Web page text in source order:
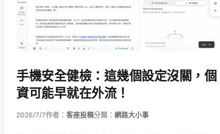
手機安全健檢：這幾個設定沒關，個
資可能早就在外流！
2026/7/7作者： 客座投稿分類： 網路大小事